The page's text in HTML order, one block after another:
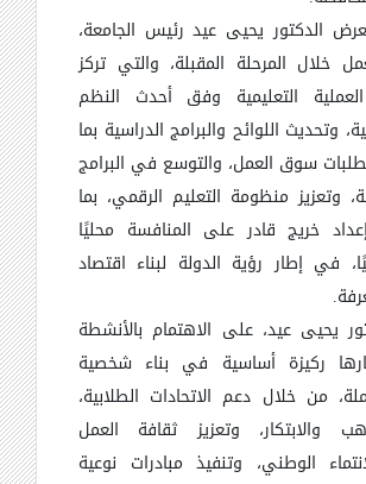
الدكتور يحيى عيد رئيس الجامعة،
خلال المرحلة المقبلة، والتي تركز
التعليمية وفق أحدث النظم
وتحديث اللوائح والبرامج الدراسية بما
سوق العمل، والتوسع في البرامج
وتعزيز منظومة التعليم الرقمي، بما
خريج قادر على المنافسة محليًا
في إطار رؤية الدولة لبناء اقتصاد
يحيى عيد، على الاهتمام بالأنشطة
ركيزة أساسية في بناء شخصية
من خلال دعم الاتحادات الطلابية،
والابتكار، وتعزيز ثقافة العمل
الوطني، وتنفيذ مبادرات نوعية